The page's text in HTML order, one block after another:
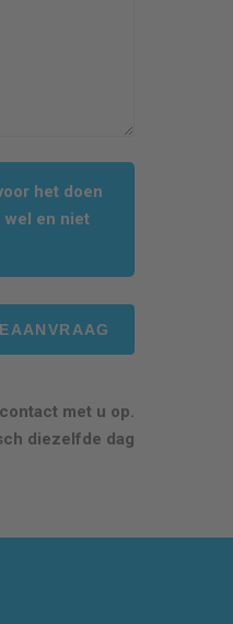
het doen
wel en niet
met u op.
diezelfde dag